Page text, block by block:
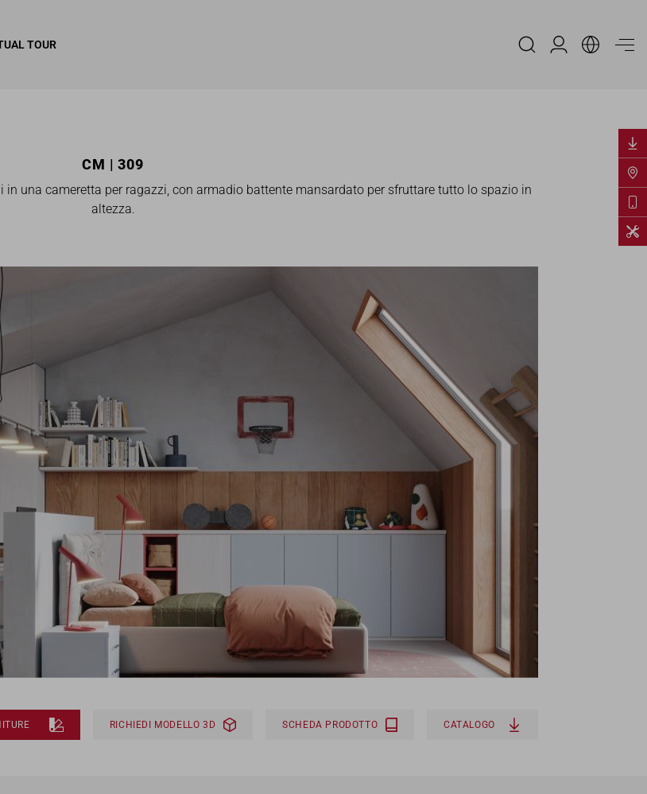
TOUR
Area Riservata
CM | 309
una cameretta per ragazzi, con armadio battente mansardato per sfruttare tutto lo spazio in
altezza.
RICHIEDI MODELLO 3D SCHEDA PRODOTTO CATALOGO